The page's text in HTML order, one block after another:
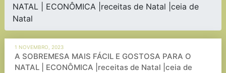
NATAL | ECONÔMICA |receitas de Natal |ceia de
Natal
1 NOVEMBRO, 2023
A SOBREMESA MAIS FÁCIL E GOSTOSA PARA O
NATAL | ECONÔMICA |receitas de Natal |ceia de